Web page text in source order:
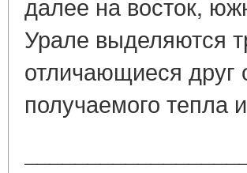
Урале выделяются
отличающиеся друг
получаемого тепла